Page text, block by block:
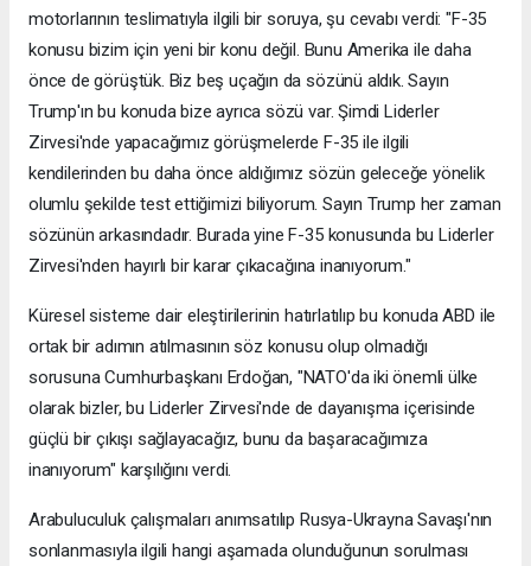
motorlarının teslimatıyla ilgili bir soruya, şu cevabı verdi: "F-35
konusu bizim için yeni bir konu değil. Bunu Amerika ile daha
önce de görüştük. Biz beş uçağın da sözünü aldık. Sayın
Trump'ın bu konuda bize ayrıca sözü var. Şimdi Liderler
Zirvesi'nde yapacağımız görüşmelerde F-35 ile ilgili
kendilerinden bu daha önce aldığımız sözün geleceğe yönelik
olumlu şekilde test ettiğimizi biliyorum. Sayın Trump her zaman
sözünün arkasındadır. Burada yine F-35 konusunda bu Liderler
Zirvesi'nden hayırlı bir karar çıkacağına inanıyorum."
Küresel sisteme dair eleştirilerinin hatırlatılıp bu konuda ABD ile
ortak bir adımın atılmasının söz konusu olup olmadığı
sorusuna Cumhurbaşkanı Erdoğan, "NATO'da iki önemli ülke
olarak bizler, bu Liderler Zirvesi'nde de dayanışma içerisinde
güçlü bir çıkışı sağlayacağız, bunu da başaracağımıza
inanıyorum" karşılığını verdi.
Arabuluculuk çalışmaları anımsatılıp Rusya-Ukrayna Savaşı'nın
sonlanmasıyla ilgili hangi aşamada olunduğunun sorulması